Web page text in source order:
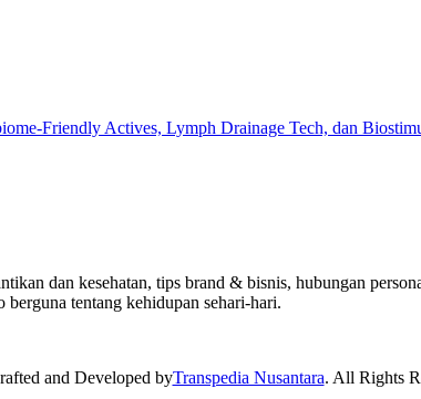
Friendly Actives, Lymph Drainage Tech, dan
dan kesehatan, tips brand & bisnis, hubungan
tentang kehidupan sehari-hari.
and Developed byTranspedia Nusantara. All Rights